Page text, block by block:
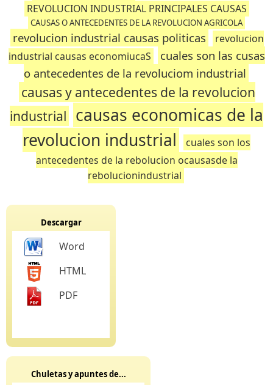
REVOLUCION INDUSTRIAL PRINCIPALES CAUSAS
CAUSAS O ANTECEDENTES DE LA REVOLUCION AGRICOLA
revolucion industrial causas politicas
revolucion
industrial causas economiucaS
cuales son las cusas
o antecedentes de la revoluciom industrial
causas y antecedentes de la revolucion
industrial causas economicas de la
revolucion industrial
cuales son los
antecedentes de la rebolucion ocausasde la
rebolucionindustrial
Descargar
Word
HTML
PDF
Chuletas y apuntes de...